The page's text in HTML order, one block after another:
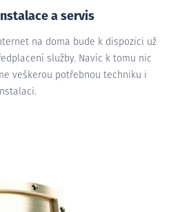
a servis
na doma bude k dispozici už
služby. Navíc k tomu nic
veškerou potřebnou techniku i